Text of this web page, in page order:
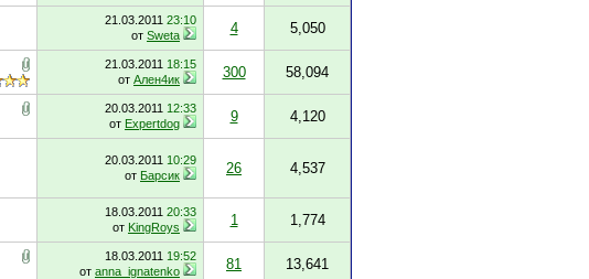
21.03.2011 23:10
от Sweta 4 5,050
21.03.2011 18:15
от Ален4ик 300 58,094
20.03.2011 12:33
от Expertdog 9 4,120
20.03.2011 10:29
от Барсик 26 4,537
18.03.2011 20:33
от KingRoys 1 1,774
18.03.2011 19:52
от anna_ignatenko 81 13,641